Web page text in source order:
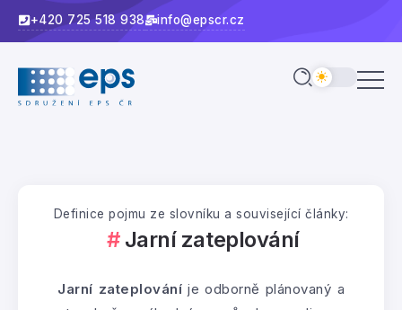
+420 725 518 938 info@epscr.cz
Definice pojmu ze slovníku a související články:
Jarní zateplování
Jarní zateplování je odborně plánovaný a